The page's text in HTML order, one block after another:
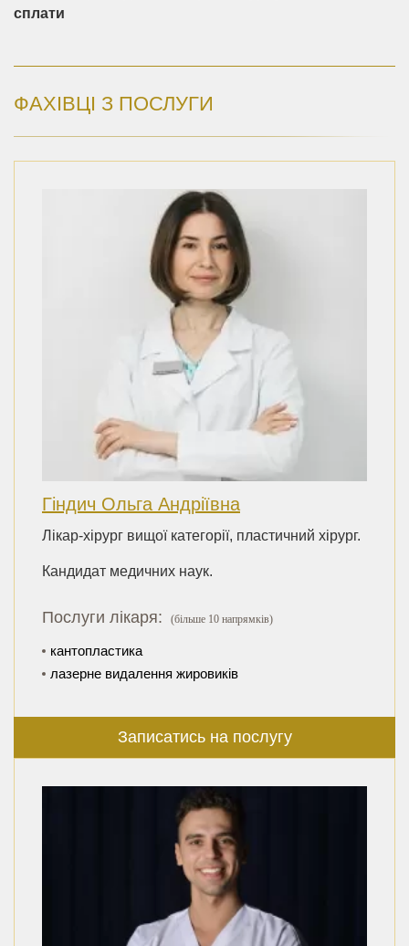
сплати
ФАХІВЦІ З ПОСЛУГИ
Гіндич Ольга Андріївна
Лікар-хірург вищої категорії, пластичний хірург.
Кандидат медичних наук.
Послуги лікаря: (більше 10 напрямків)
кантопластика
лазерне видалення жировиків
Записатись на послугу